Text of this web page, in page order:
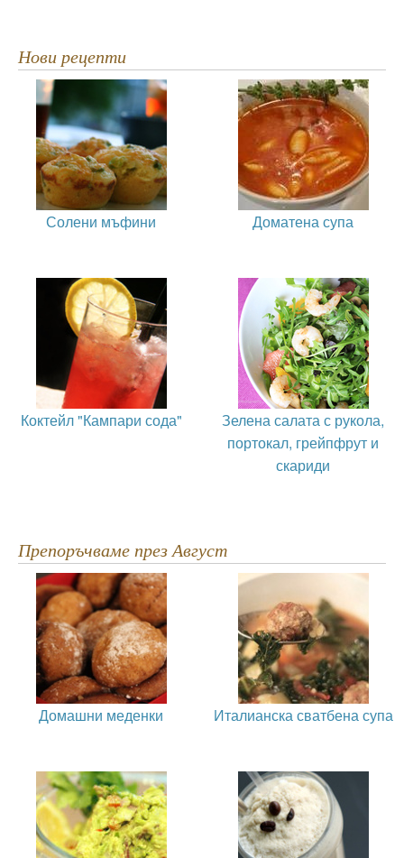
Нови рецепти
Солени мъфини Доматена супа
Коктейл "Кампари сода"
Зелена салата с рукола,
портокал, грейпфрут и
скариди
Препоръчваме през Август
Домашни меденки Италианска сватбена супа